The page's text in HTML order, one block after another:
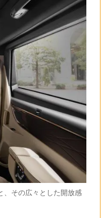
、その広々とした開放感